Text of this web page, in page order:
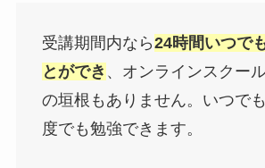
受講期間内なら24時間いつで
とができ 、オンラインスクー
の垣根もありません。いつで
度でも勉強できます。